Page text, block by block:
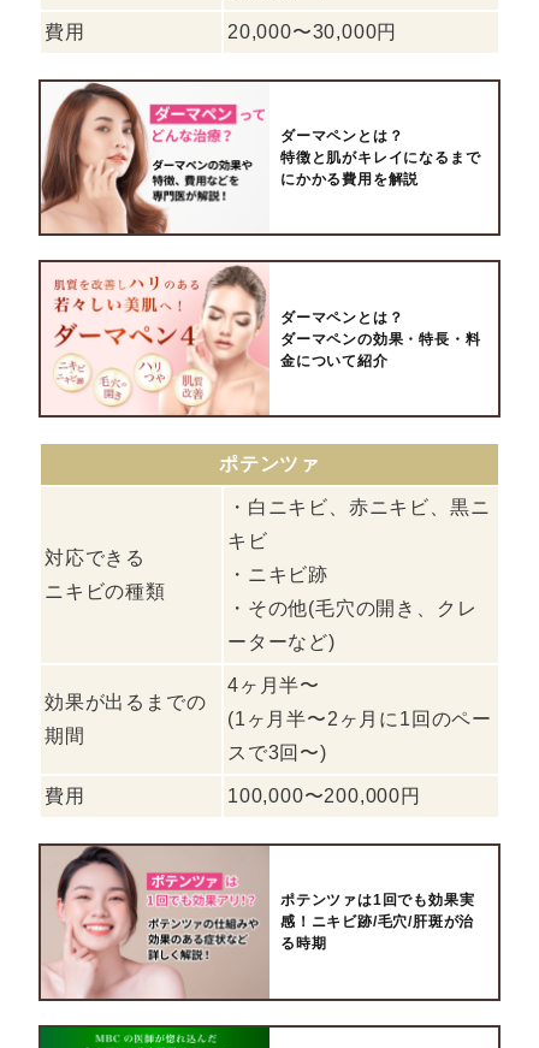
費用 20,000〜30,000円
ダーマペンとは？
特徴と肌がキレイになるまで
にかかる費用を解説
ダーマペンとは？
ダーマペンの効果・特長・料
金について紹介
ポテンツァ
対応できる
ニキビの種類
・白ニキビ、赤ニキビ、黒ニ
キビ
・ニキビ跡
・その他(毛穴の開き、クレ
ーターなど)
効果が出るまでの
期間
4ヶ月半〜
(1ヶ月半〜2ヶ月に1回のペー
スで3回〜)
費用 100,000〜200,000円
ポテンツァは1回でも効果実
感！ニキビ跡/毛穴/肝斑が治
る時期